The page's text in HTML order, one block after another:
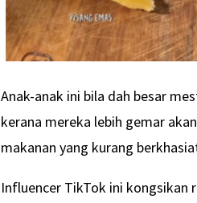
Anak-anak ini bila dah besar
kerana mereka lebih gemar
makanan yang kurang
Influencer TikTok ini kongsikan